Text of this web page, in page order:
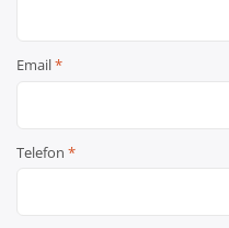
Email*
Telefon *